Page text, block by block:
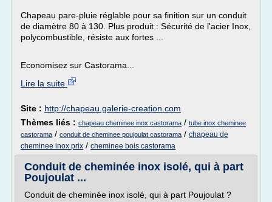
Chapeau pare-pluie réglable pour sa finition sur un conduit
de diamètre 80 à 130. Plus produit : Sécurité de l'acier Inox,
polycombustible, résiste aux fortes ...
Economisez sur Castorama...
Lire la suite
Site : http://chapeau.galerie-creation.com
Thèmes liés : chapeau cheminee inox castorama / tube inox cheminee
castorama / conduit de cheminee poujoulat castorama / chapeau de
cheminee inox prix / cheminee bois castorama
Conduit de cheminée inox isolé, qui à part
Poujoulat ...
Conduit de cheminée inox isolé, qui à part Poujoulat ?